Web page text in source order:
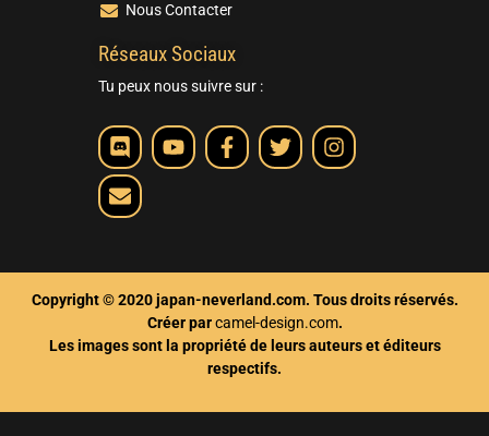
Nous Contacter
Réseaux Sociaux
Tu peux nous suivre sur :
Copyright © 2020 japan-neverland.com. Tous droits réservés.
Créer parcamel-design.com.
Les images sont la propriété de leurs auteurs et éditeurs
respectifs.